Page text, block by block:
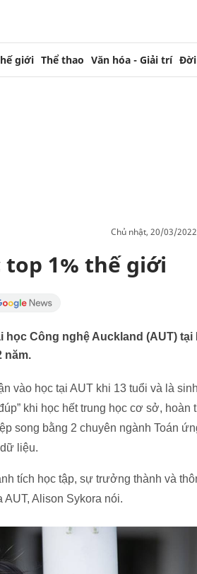
giới Thể thao Văn hóa - Giải trí Đời
chủ nhật, 20/03/
top 1% thế giới
Công nghệ Auckland (AUT) tại
năm.
vào học tại AUT khi 13 tuổi và là
khi học hết trung học cơ sở, hoàn
song bằng 2 chuyên ngành Toán
liệu.
tích học tập, sự trưởng thành và
Alison Sykora nói.